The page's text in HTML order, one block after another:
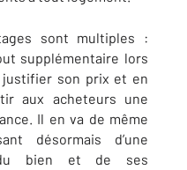
sont multiples :
supplémentaire lors
justifier son prix et en
aux acheteurs une
Il en va de même
désormais d’une
du bien et de ses